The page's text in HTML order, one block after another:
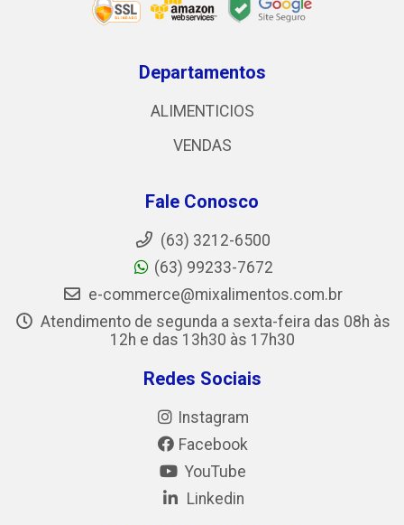
Departamentos
ALIMENTICIOS
VENDAS
Fale Conosco
(63) 3212-6500
(63) 99233-7672
e-commerce@mixalimentos.com.br
Atendimento de segunda a sexta-feira das 08h às
12h e das 13h30 às 17h30
Redes Sociais
Instagram
Facebook
YouTube
Linkedin